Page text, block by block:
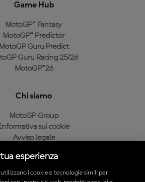
Game Hub
MotoGP™ Fantasy
MotoGP™ Predictor
MotoGP Guru Predict
Guru Racing 25/26
MotoGP™26
Chi siamo
MotoGP Group
sui cookie
Avviso legale
Condizioni di acquisto
esperienza
i cookie e tecnologie simili per